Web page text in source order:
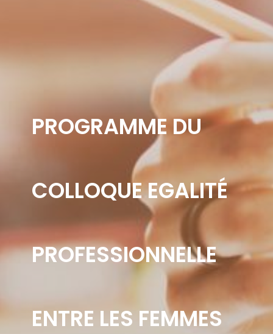
PROGRAMME DU
COLLOQUE EGALITÉ
PROFESSIONNELLE
ENTRE LES FEMMES